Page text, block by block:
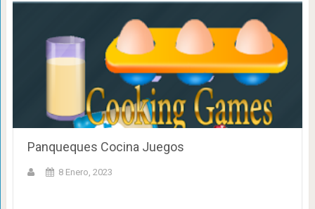
Panqueques Cocina Juegos
8 Enero, 2023